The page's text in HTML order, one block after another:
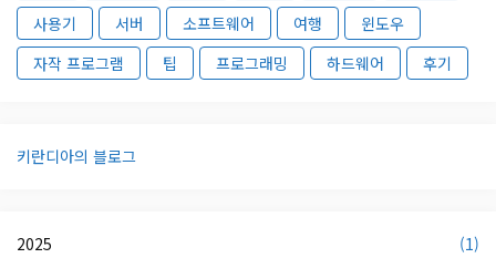
사용기
서버 소프트웨어 여행
윈도우
자작 프로그램
팁 프로그래밍 하드웨어 후기
키란디아의 블로그
2025
(1)